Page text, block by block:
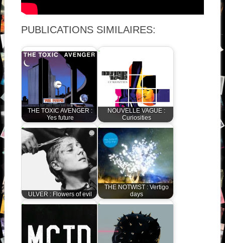
PUBLICATIONS SIMILAIRES:
THE TOXIC AVENGER :
Yes future
NOUVELLE VAGUE :
Curiosities
ULVER : Flowers of evil
THE NOTWIST : Vertigo
days